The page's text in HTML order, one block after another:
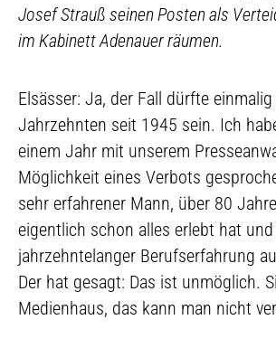
Josef Strauß seinen Posten als
im Kabinett Adenauer räumen.
Elsässer: Ja, der Fall dürfte
Jahrzehnten seit 1945 sein. Ich
einem Jahr mit unserem
Möglichkeit eines Verbots
sehr erfahrener Mann, über 80
eigentlich schon alles erlebt hat
jahrzehntelanger Berufserfahrung
Der hat gesagt: Das ist unmöglich.
Medienhaus, das kann man nicht